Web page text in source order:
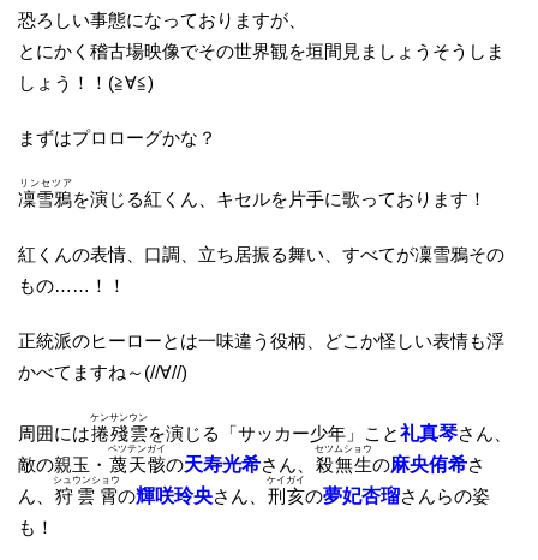
恐ろしい事態になっておりますが、
とにかく稽古場映像でその世界観を垣間見ましょうそうしま
しょう！！(≧∀≦)
まずはプロローグかな？
凜雪鴉
リンセツア
を演じる紅くん、キセルを片手に歌っております！
紅くんの表情、口調、立ち居振る舞い、すべてが凜雪鴉その
もの……！！
正統派のヒーローとは一味違う役柄、どこか怪しい表情も浮
かべてますね～(//∀//)
周囲には捲殘雲
ケンサンウン
を演じる「サッカー少年」こと礼真琴さん、
敵の親玉・ 蔑天骸
ベツテンガイ
の天寿光希さん、 殺無生
セツムショウ
の麻央侑希さ
ん、 狩雲霄
シュウンショウ
の輝咲玲央さん、 刑亥
ケイガイ
の夢妃杏瑠さんらの姿
も！